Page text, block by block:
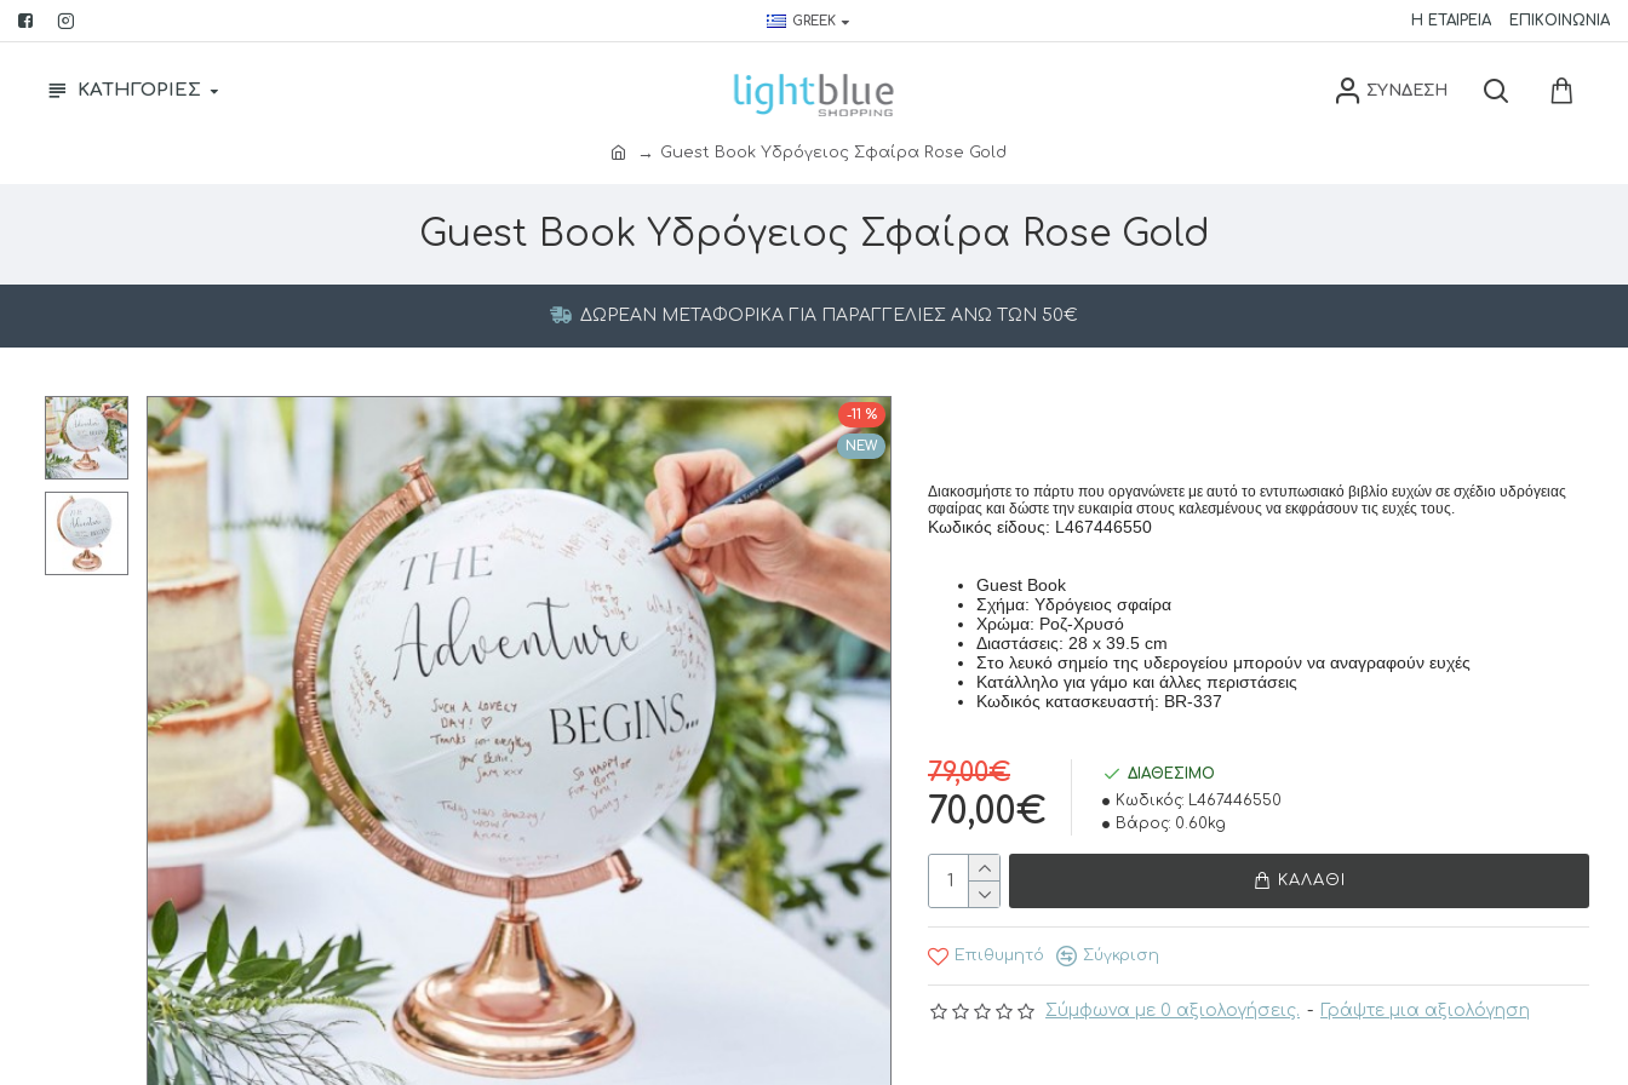
GREEK Η ΕΤΑΙΡΕΊΑ ΕΠΙΚΟΙΝΩΝΊΑ
ΚΑΤΗΓΟΡΙΕΣ ΣΥΝΔΕΣΗ
Guest Book Yδρόγειος Σφαίρα Rose Gold
Guest Book Yδρόγειος Σφαίρα Rose Gold
ΔΩΡΕΆΝ ΜΕΤΑΦΟΡΙΚΆ ΓΙΑ ΠΑΡΑΓΓΕΛΊΕΣ ΆΝΩ ΤΩΝ 50€
NEW
-11 %
Διακοσμήστε το πάρτυ που οργανώνετε με αυτό το εντυπωσιακό βιβλίο ευχών σε σχέδιο υδρόγειας
σφαίρας και δώστε την ευκαιρία στους καλεσμένους να εκφράσουν τις ευχές τους.
Κωδικός είδους: L467446550
Guest Book
Σχήμα: Yδρόγειος σφαίρα
Xρώμα: Pοζ-Xρυσό
Διαστάσεις: 28 x 39.5 cm
Στο λευκό σημείο της υδερογείου μπορούν να αναγραφούν ευχές
Kατάλληλο για γάμο και άλλες περιστάσεις
Kωδικός κατασκευαστή: BR-337
Σύμφωνα με 0 αξιολογήσεις. - Γράψτε μια αξιολόγηση
70,00€
79,00€
ΔΙΑΘΈΣΙΜΟ
Κωδικός: L467446550
Βάρος: 0.60kg
ΚΑΛΆΘΙ
Επιθυμητό Σύγκριση